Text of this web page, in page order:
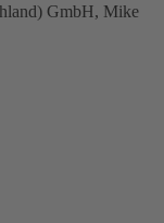
GmbH, Mike